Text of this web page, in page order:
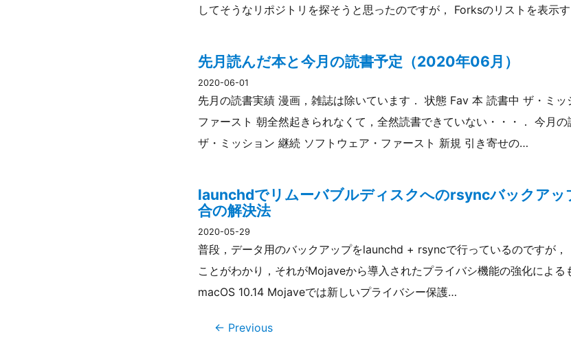
してそうなリポジトリを探そうと思ったのですが， Forksのリストを表示
先月読んだ本と今月の読書予定（2020年06月）
2020-06-01
先月の読書実績 漫画，雑誌は除いています． 状態 Fav 本 読書中 ザ・ミッ
ファースト 朝全然起きられなくて，全然読書できていない・・・． 今月
ザ・ミッション 継続 ソフトウェア・ファースト 新規 引き寄せの…
launchdでリムーバブルディスクへのrsyncバックアッ
合の解決法
2020-05-29
普段，データ用のバックアップをlaunchd + rsyncで行っているのですが，
ことがわかり，それがMojaveから導入されたプライバシ機能の強化によ
macOS 10.14 Mojaveでは新しいプライバシー保護…
← Previous